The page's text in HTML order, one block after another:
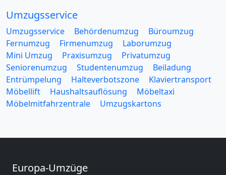
Umzugsservice
Umzugsservice Behördenumzug
Büroumzug
Fernumzug
Firmenumzug
Laborumzug
Mini Umzug
Praxisumzug
Privatumzug
Seniorenumzug
Studentenumzug
Beiladung
Entrümpelung
Halteverbotszone
Klaviertransport
Möbellift
Haushaltsauflösung
Möbeltaxi
Möbelmitfahrzentrale
Umzugskartons
Europa-Umzüge